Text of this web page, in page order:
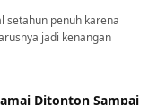
setahun penuh karena
jadi kenangan
Ditonton Sampai